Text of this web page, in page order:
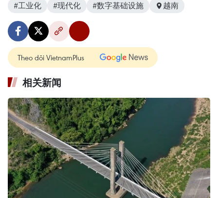
#工业化
#现代化 #数字基础设施 越南
Theo dõi VietnamPlus
相关新闻